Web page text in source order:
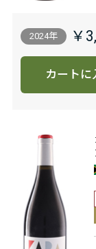
2024年 ￥
カートに